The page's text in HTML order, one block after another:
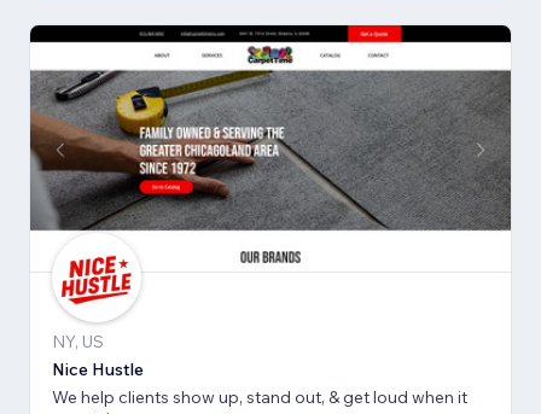
NY, US
Nice Hustle
We help clients show up, stand out, & get loud when it